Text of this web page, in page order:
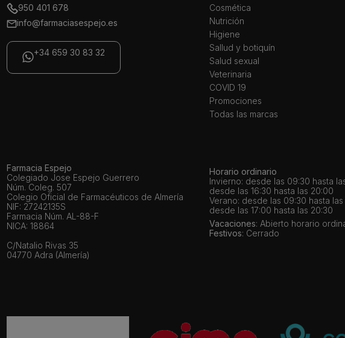
950 401 678
info@farmaciasespejo.es
+34 659 30 83 32
Cosmética
Nutrición
Higiene
Sallud y botiquín
Salud sexual
Veterinaria
COVID 19
Promociones
Todas las marcas
Farmacia Espejo
Colegiado Jose Espejo Guerrero
Núm. Coleg. 507
Colegio Oficial de Farmacéuticos de Almería
NIF: 27242135S
Farmacia Núm. AL-88-F
NICA: 18864
C/Natalio Rivas 35
04770 Adra (Almería)
Horario ordinario
Invierno: desde las 09:30 hasta
desde las 16:30 hasta las 20:00
Verano: desde las 09:30 hasta las
desde las 17:00 hasta las 20:30
Vacaciones: Abierto horario
Festivos: Cerrado